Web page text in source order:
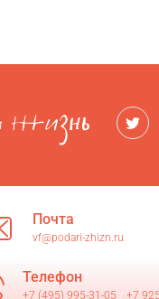
Почта
vf@podari-zhizn.ru
Телефон
+7 (495) 995-31-05 +7